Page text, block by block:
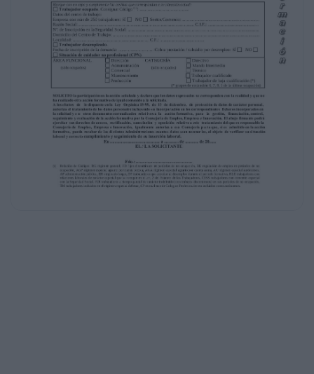
M Discapacidad:
3.- NIVEL EDUCATIVO DEL TRABAJADOR /
Marque con un aspa la casilla del nivel educativo
oficial al realizar la solicitud:
Estudios primarios sin certificado
Certificado de escolaridad
EGB, Bachiller Elemental, Graduado Escolar, Graduado
ESPECIALIDAD:
en Educación Secundaria, Técnico Auxiliar, Técnico en
...........................................................
do medio o equivalente